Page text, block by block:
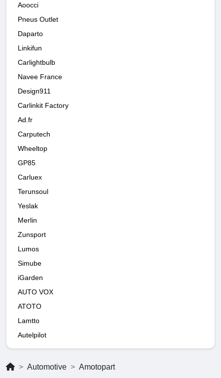
Aoocci
Pneus Outlet
Daparto
Linkifun
Carlightbulb
Navee France
Design911
Carlinkit Factory
Ad.fr
Carputech
Wheeltop
GP85
Carluex
Terunsoul
Yeslak
Merlin
Zunsport
Lumos
Simube
iGarden
AUTO VOX
ATOTO
Lamtto
Autelpilot
Automotive Amotopart